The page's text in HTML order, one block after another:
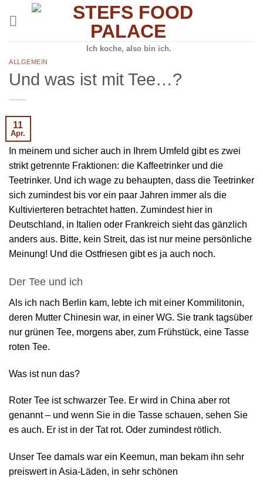
Ich koche, also bin ich.
ALLGEMEIN
Und was ist mit Tee…?
11
Apr.
In meinem und sicher auch in Ihrem Umfeld gibt es zwei
strikt getrennte Fraktionen: die Kaffeetrinker und die
Teetrinker. Und ich wage zu behaupten, dass die Teetrinker
sich zumindest bis vor ein paar Jahren immer als die
Kultivierteren betrachtet hatten. Zumindest hier in
Deutschland, in Italien oder Frankreich sieht das gänzlich
anders aus. Bitte, kein Streit, das ist nur meine persönliche
Meinung! Und die Ostfriesen gibt es ja auch noch.
Der Tee und ich
Als ich nach Berlin kam, lebte ich mit einer Kommilitonin,
deren Mutter Chinesin war, in einer WG. Sie trank tagsüber
nur grünen Tee, morgens aber, zum Frühstück, eine Tasse
roten Tee.
Was ist nun das?
Roter Tee ist schwarzer Tee. Er wird in China aber rot
genannt – und wenn Sie in die Tasse schauen, sehen Sie
es auch. Er ist in der Tat rot. Oder zumindest rötlich.
Unser Tee damals war ein Keemun, man bekam ihn sehr
preiswert in Asia-Läden, in sehr schönen